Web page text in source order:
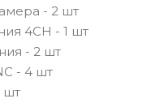
- 2 шт
4CH - 1 шт
- 2 шт
- 4 шт
шт